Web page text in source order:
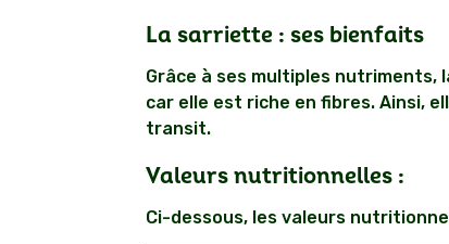
La sarriette : ses bienfaits
Grâce à ses multiples
car elle est riche en fibres. Ainsi,
transit.
Valeurs nutritionnelles :
Ci-dessous, les valeurs